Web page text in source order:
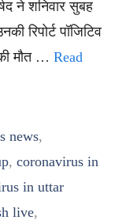
ने शनिवार सुबह
रिपोर्ट पॉजिटिव
मौत … Read
news,
, coronavirus in
in uttar
live,